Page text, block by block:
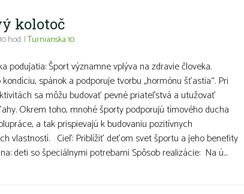
kolotoč
hod. |Turnianska 10
podujatia: Šport významne vplýva na zdravie človeka.
spánok a podporuje tvorbu „hormónu šťastia“. Pri
sa môžu budovať pevné priateľstvá a utužovať
Okrem toho, mnohé športy podporujú tímového ducha
a tak prispievajú k budovaniu pozitívnych
vlastností. Cieľ: Priblížiť deťom svet športu a jeho benefity
deti so špeciálnymi potrebami Spôsob realizácie: Na ú...